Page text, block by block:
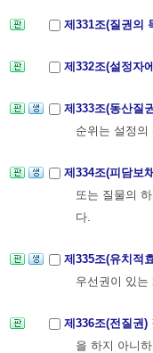
제331조(질권의
제332조(설정자
제333조(동산질
순위는 설정의
제334조(피담보
또는 질물의
다.
제335조(유치적
우선권이 있는
제336조(전질권)
을 하지 아니